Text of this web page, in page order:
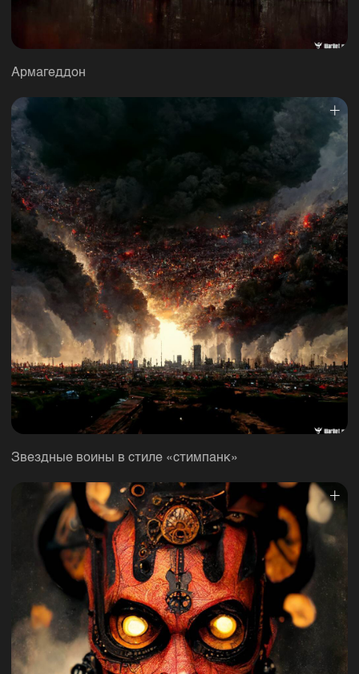
Армагеддон
Звездные воины в стиле «стимпанк»